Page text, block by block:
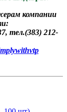
компании
тел.(383) 212-